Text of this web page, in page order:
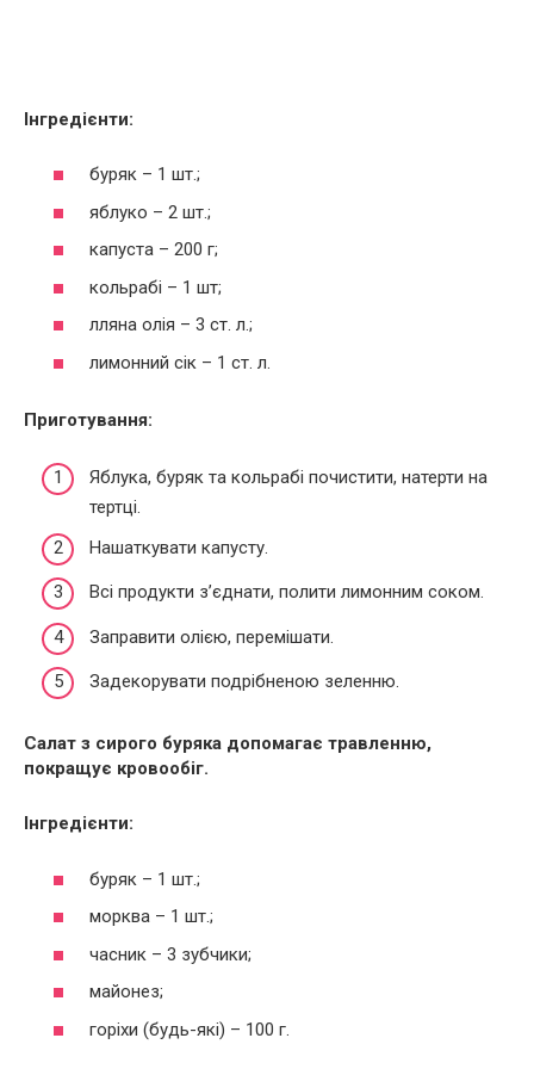
Інгредієнти:
буряк – 1 шт.;
яблуко – 2 шт.;
капуста – 200 г;
кольрабі – 1 шт;
лляна олія – 3 ст. л.;
лимонний сік – 1 ст. л.
Приготування:
Яблука, буряк та кольрабі почистити, натерти на
тертці.
Нашаткувати капусту.
Всі продукти з’єднати, полити лимонним соком.
Заправити олією, перемішати.
Задекорувати подрібненою зеленню.
Салат з сирого буряка допомагає травленню,
покращує кровообіг.
Інгредієнти:
буряк – 1 шт.;
морква – 1 шт.;
часник – 3 зубчики;
майонез;
горіхи (будь-які) – 100 г.